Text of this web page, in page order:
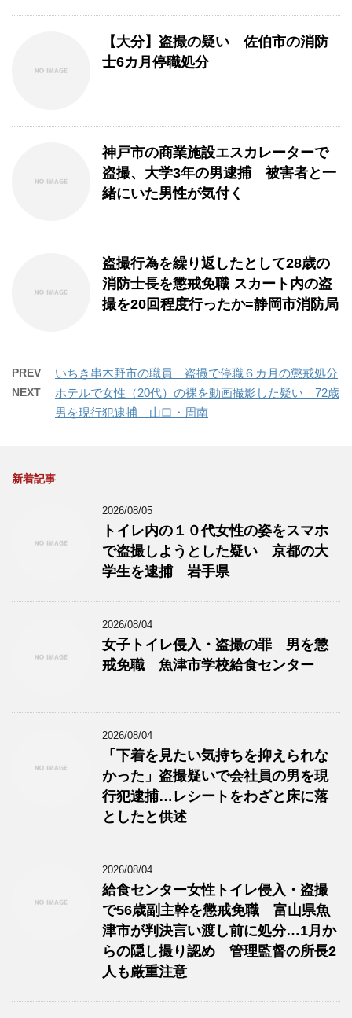
【大分】盗撮の疑い 佐伯市の消防
士6カ月停職処分
神戸市の商業施設エスカレーターで
盗撮、大学3年の男逮捕 被害者と一
緒にいた男性が気付く
盗撮行為を繰り返したとして28歳の
消防士長を懲戒免職 スカート内の盗
撮を20回程度行ったか=静岡市消防局
PREV いちき串木野市の職員 盗撮で停職６カ月の懲戒処分
NEXT
ホテルで女性（20代）の裸を動画撮影した疑い 72歳
男を現行犯逮捕 山口・周南
新着記事
2026/08/05
トイレ内の１０代女性の姿をスマホ
で盗撮しようとした疑い 京都の大
学生を逮捕 岩手県
2026/08/04
女子トイレ侵入・盗撮の罪 男を懲
戒免職 魚津市学校給食センター
2026/08/04
「下着を見たい気持ちを抑えられな
かった」盗撮疑いで会社員の男を現
行犯逮捕…レシートをわざと床に落
としたと供述
2026/08/04
給食センター女性トイレ侵入・盗撮
で56歳副主幹を懲戒免職 富山県魚
津市が判決言い渡し前に処分…1月か
らの隠し撮り認め 管理監督の所長2
人も厳重注意